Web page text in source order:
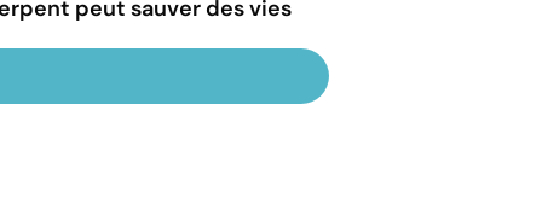
peut sauver des vies